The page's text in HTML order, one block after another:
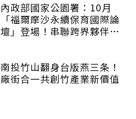
內政部國家公園署：10月
「福爾摩沙永續保育國際論
壇」登場！串聯跨界夥伴與
南投竹山翻身台版燕三条！
廠街合一共創竹產業新價值